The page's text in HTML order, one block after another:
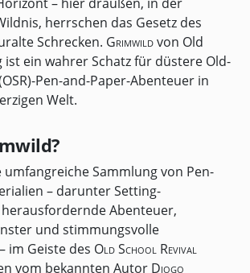
herrschen das Gesetz des
Schrecken. Grimwildvon Old
ist ein wahrer Schatz für düstere Old-
Pen-and-Paper-Abenteuer in
Welt.
umfangreiche Sammlung von Pen-
– darunter Setting-
Abenteuer,
und stimmungsvolle
im Geiste des Old School Revival
vom bekannten Autor Diogo